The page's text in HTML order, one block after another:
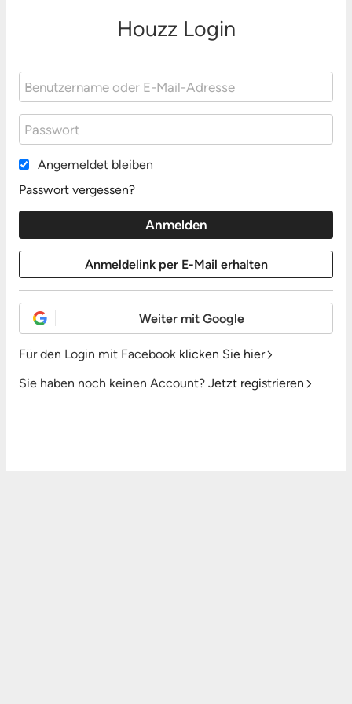
Houzz Login
Angemeldet bleiben
Passwort vergessen?
Weiter mit Google
Für den Login mit Facebook klicken Sie hier
Sie haben noch keinen Account? Jetzt registrieren